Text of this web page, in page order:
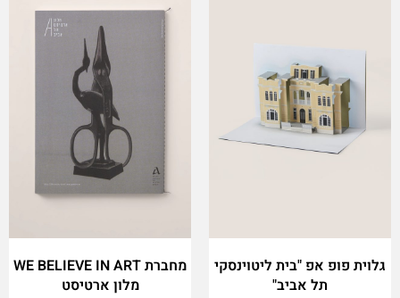
גלוית פופ אפ "בית ליטוינסקי
תל אביב"
מחברת WE BELIEVE IN ART
מלון ארטיסט